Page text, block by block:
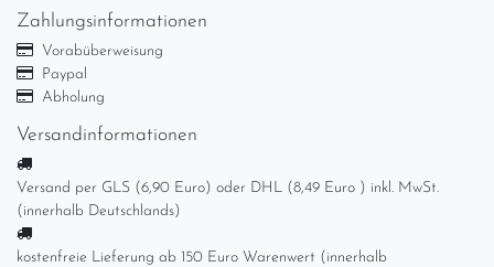
Zahlungsinformationen
Vorabüberweisung
Paypal
Abholung
Versandinformationen
Versand per GLS (6,90 Euro) oder DHL (8,49 Euro ) inkl. MwSt.
(innerhalb Deutschlands)
kostenfreie Lieferung ab 150 Euro Warenwert (innerhalb